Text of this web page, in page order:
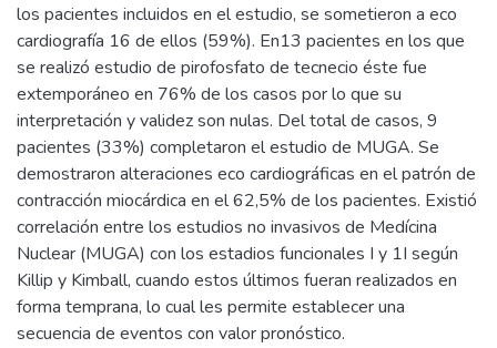
los pacientes incluidos en el estudio, se sometieron a eco
cardiografía 16 de ellos (59%). En13 pacientes en los que
se realizó estudio de pirofosfato de tecnecio éste fue
extemporáneo en 76% de los casos por lo que su
interpretación y validez son nulas. Del total de casos, 9
pacientes (33%) completaron el estudio de MUGA. Se
demostraron alteraciones eco cardiográficas en el patrón de
contracción miocárdica en el 62,5% de los pacientes. Existió
correlación entre los estudios no invasivos de Medícina
Nuclear (MUGA) con los estadios funcionales I y 1I según
Killip y Kimball, cuando estos últimos fueran realizados en
forma temprana, lo cual les permite establecer una
secuencia de eventos con valor pronóstico.